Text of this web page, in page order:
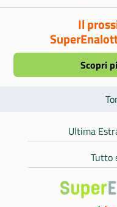
Il
Scopri
Ultima
Tutto